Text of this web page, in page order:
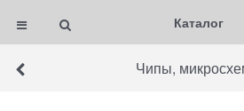
Каталог
Чипы,